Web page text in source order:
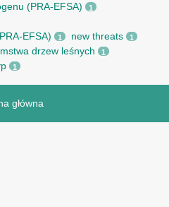
(PRA-EFSA) 1
EFSA) 1 new threats 1
drzew leśnych 1
1
główna